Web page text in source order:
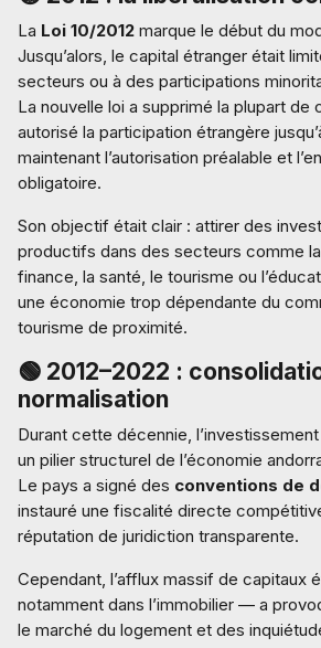
La Loi 10/2012 marque le début du
Jusqu’alors, le capital étranger était
secteurs ou à des participations
La nouvelle loi a supprimé la plupart
autorisé la participation étrangère
maintenant l’autorisation préalable et
obligatoire.
Son objectif était clair : attirer des
productifs dans des secteurs comme
finance, la santé, le tourisme ou
une économie trop dépendante du
tourisme de proximité.
🟢 2012–2022 :
normalisation
Durant cette décennie,
un pilier structurel de l’économie
Le pays a signé des conventions de
instauré une fiscalité directe
réputation de juridiction transparente.
Cependant, l’afflux massif de capitaux
notamment dans l’immobilier — a
le marché du logement et des